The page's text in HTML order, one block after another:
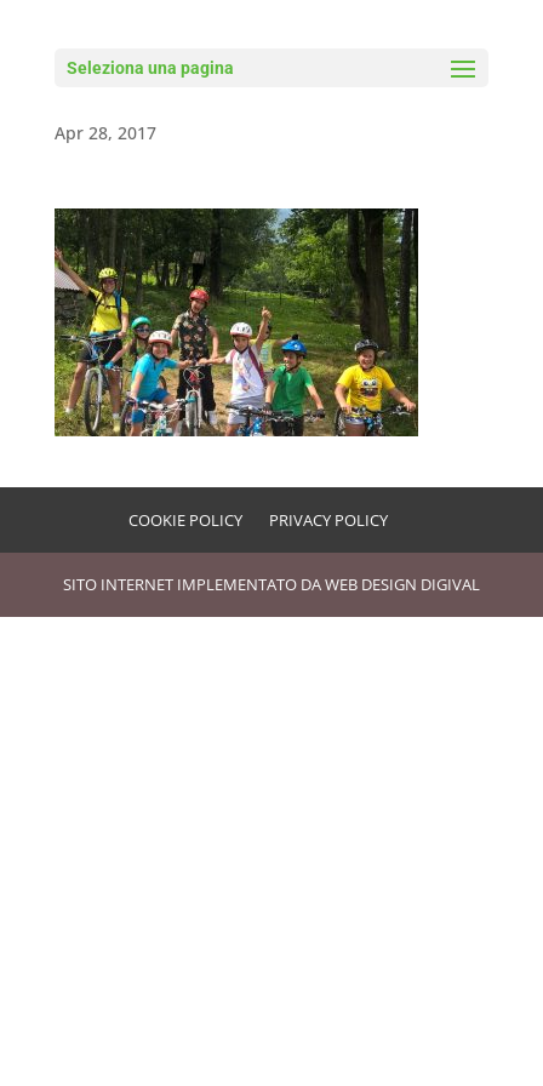
Seleziona una pagina
News Blumental
Apr 28, 2017
COOKIE POLICY PRIVACY POLICY
SITO INTERNET IMPLEMENTATO DAWEB DESIGN DIGIVAL